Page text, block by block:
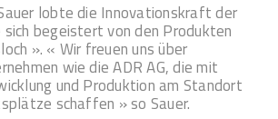
lobte die Innovationskraft der
begeistert von den Produkten
». « Wir freuen uns über
wie die ADR AG, die mit
und Produktion am Standort
schaffen » so Sauer.